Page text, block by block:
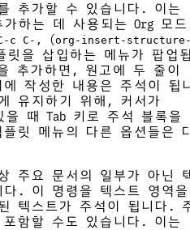
추가할 수 있습니다. 이는
하는 데 사용되는 Org 모드
c C-, (org-insert-
을 삽입하는 메뉴가 팝업
추가하면, 원고에 두 줄이
작성한 내용은 주석이 됩
유지하기 위해, 커서가
을 때 Tab 키로 주석 블록을
릿 메뉴의 다른 옵션들은
주요 문서의 일부가 아닌
. 이 명령을 텍스트 영역을
텍스트가 주석이 됩니다.
함할 수도 있습니다. 이는